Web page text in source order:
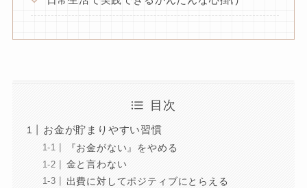
目次
お金が貯まりやすい習慣
『お金がない』をやめる
金と言わない
出費に対してポジティブにとらえる